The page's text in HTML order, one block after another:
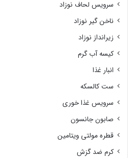
سرویس لحاف نوزاد
ناخن گیر نوزاد
زیرانداز نوزاد
کیسه آب گرم
انبار غذا
ست کالسکه
سرویس غذا خوری
صابون جانسون
قطره مولتی ویتامین
کرم ضد گزش